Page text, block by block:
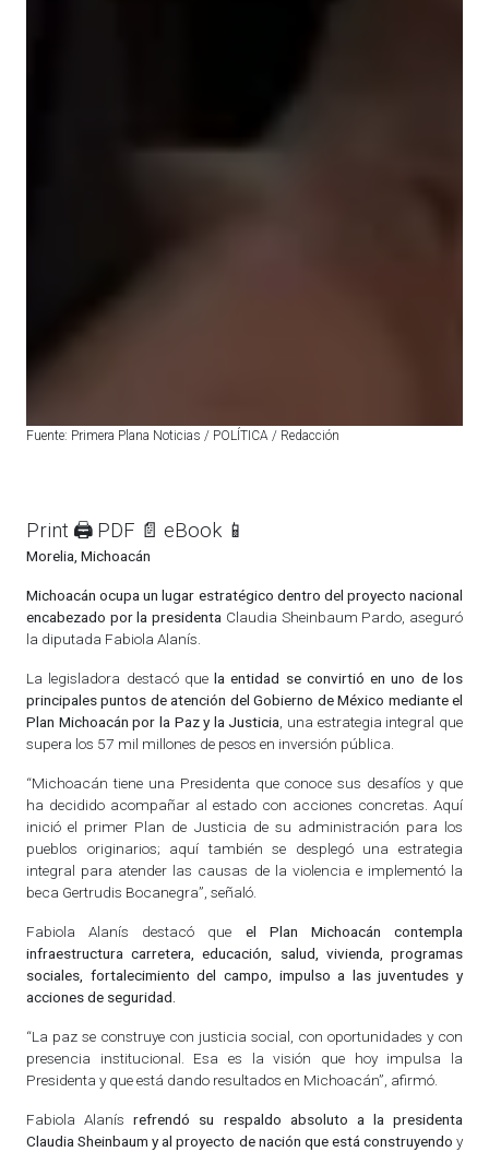
Fuente: Primera Plana Noticias / POLÍTICA / Redacción
Print 🖨 PDF 📄 eBook 📱
Morelia, Michoacán
Michoacán ocupa un lugar estratégico dentro del proyecto nacional
encabezado por la presidenta Claudia Sheinbaum Pardo, aseguró
la diputada Fabiola Alanís.
La legisladora destacó quela entidad se convirtió en uno de los
principales puntos de atención del Gobierno de México mediante el
Plan Michoacán por la Paz y la Justicia , una estrategia integral que
supera los 57 mil millones de pesos en inversión pública.
“Michoacán tiene una Presidenta que conoce sus desafíos y que
ha decidido acompañar al estado con acciones concretas. Aquí
inició el primer Plan de Justicia de su administración para los
pueblos originarios; aquí también se desplegó una estrategia
integral para atender las causas de la violencia e implementó la
beca Gertrudis Bocanegra”, señaló.
Fabiola Alanís destacó que el Plan Michoacán contempla
infraestructura carretera, educación, salud, vivienda, programas
sociales, fortalecimiento del campo, impulso a las juventudes y
acciones de seguridad.
“La paz se construye con justicia social, con oportunidades y con
presencia institucional. Esa es la visión que hoy impulsa la
Presidenta y que está dando resultados en Michoacán”, afirmó.
Fabiola Alanís refrendó su respaldo absoluto a la presidenta
Claudia Sheinbaum y al proyecto de nación que está construyendo y